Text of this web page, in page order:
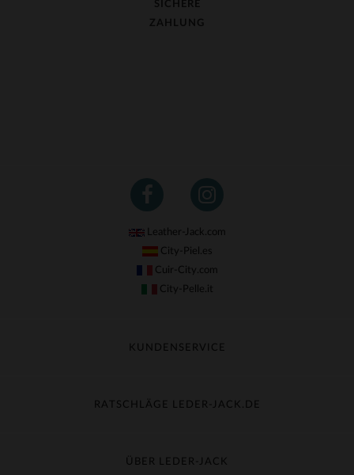
SICHERE
ZAHLUNG
Leather-Jack.com
City-Piel.es
Cuir-City.com
City-Pelle.it
KUNDENSERVICE
Umtausch & Widerruf
Kundenservice kontaktieren
RATSCHLÄGE LEDER-JACK.DE
Material-Guide
ÜBER LEDER-JACK